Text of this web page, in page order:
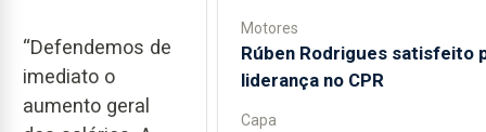
“Defendemos de
imediato o
aumento geral
Motores
Rúben Rodrigues satisfeito
liderança no CPR
Capa